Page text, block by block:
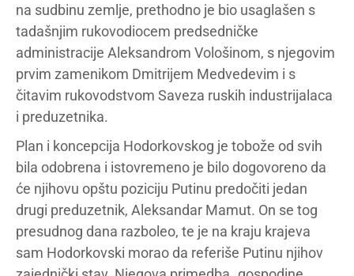
na sudbinu zemlje, prethodno je bio usaglašen s
tadašnjim rukovodiocem predsedničke
administracije Aleksandrom Vološinom, s njegovim
prvim zamenikom Dmitrijem Medvedevim i s
čitavim rukovodstvom Saveza ruskih industrijalaca
i preduzetnika.
Plan i koncepcija Hodorkovskog je tobože od svih
bila odobrena i istovremeno je bilo dogovoreno da
će njihovu opštu poziciju Putinu predočiti jedan
drugi preduzetnik, Aleksandar Mamut. On se tog
presudnog dana razboleo, te je na kraju krajeva
sam Hodorkovski morao da referiše Putinu njihov